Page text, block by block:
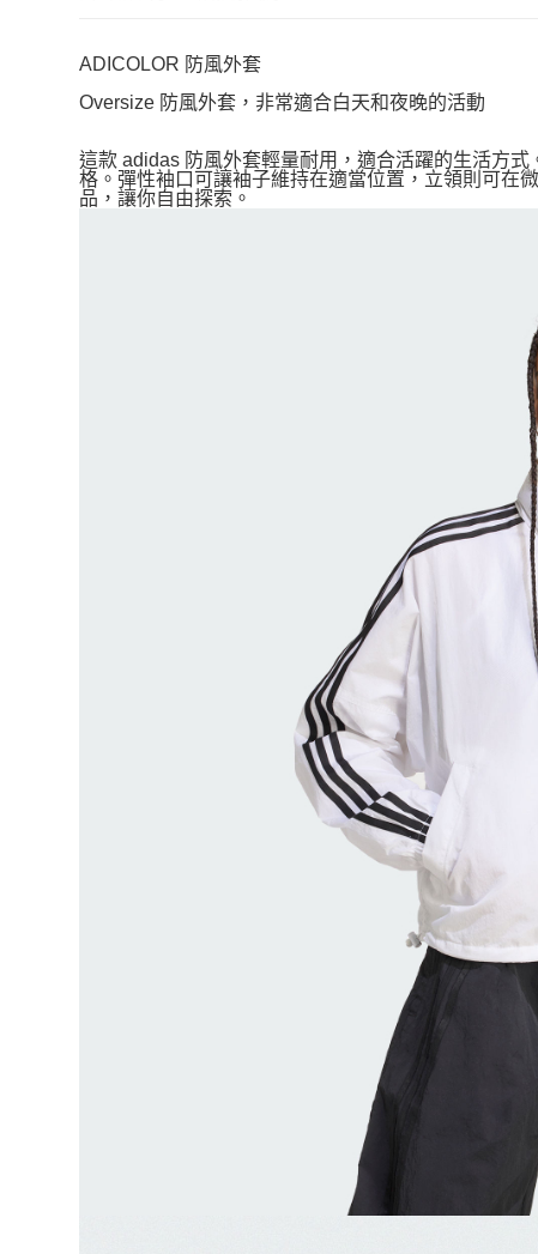
ADICOLOR 防風外套
Oversize 防風外套，非常適合白天和夜晚的活動
這款 adidas 防風外套輕量耐用，適合活躍的生活方
格。彈性袖口可讓袖子維持在適當位置，立領則可在
品，讓你自由探索。